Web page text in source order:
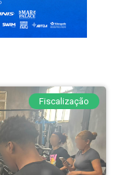
Fiscalização